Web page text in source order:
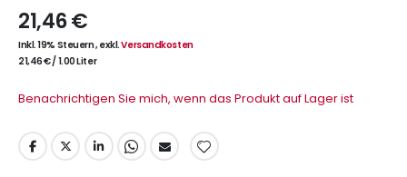
21,46 €
Inkl. 19% Steuern,exkl.Versandkosten
21,46 €/1.00 Liter
Benachrichtigen Sie mich, wenn das Produkt auf Lager ist